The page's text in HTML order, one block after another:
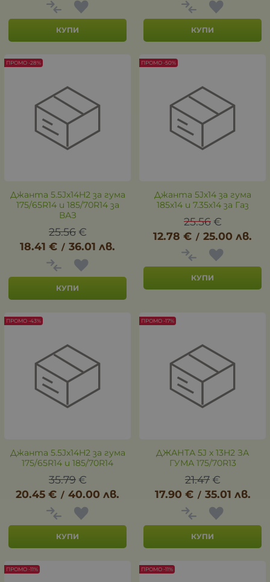
КУПИ КУПИ
Джанта 5.5Jx14H2 за гума
175/65R14 и 185/70R14 за
ВАЗ
25.56 €
18.41 € / 36.01 лв.
КУПИ
ПРОМО -28%
Джанта 5Jх14 за гума
185х14 и 7.35х14 за Газ
25.56 €
12.78 € / 25.00 лв.
КУПИ
ПРОМО -50%
Джанта 5.5Jx14H2 за гума
175/65R14 и 185/70R14
35.79 €
20.45 € / 40.00 лв.
КУПИ
ПРОМО -43%
ДЖАНТА 5J x 13H2 ЗА
ГУМА 175/70R13
21.47 €
17.90 € / 35.01 лв.
КУПИ
ПРОМО -17%
ПРОМО -11% ПРОМО -11%